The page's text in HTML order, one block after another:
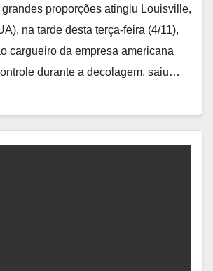
proporções atingiu Louisville,
na tarde desta terça-feira (4/11),
cargueiro da empresa americana
durante a decolagem, saiu…